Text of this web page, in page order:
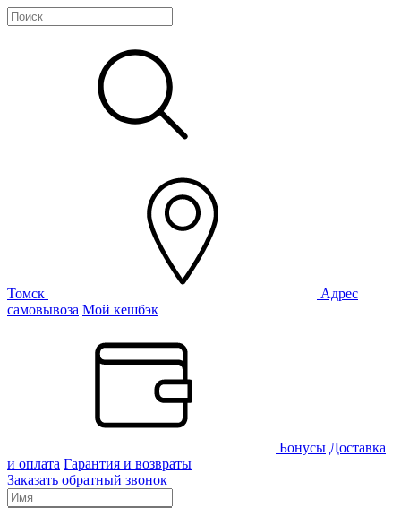
Томск
Адрес
самовывоза Мой кешбэк
Бонусы Доставка
и оплата Гарантия и возвраты
Заказать обратный звонок